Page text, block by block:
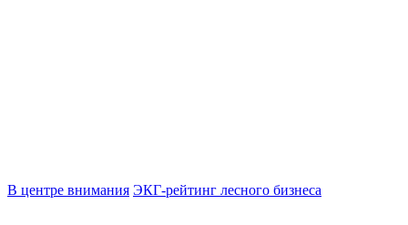
В центре внимания ЭКГ-рейтинг лесного бизнеса